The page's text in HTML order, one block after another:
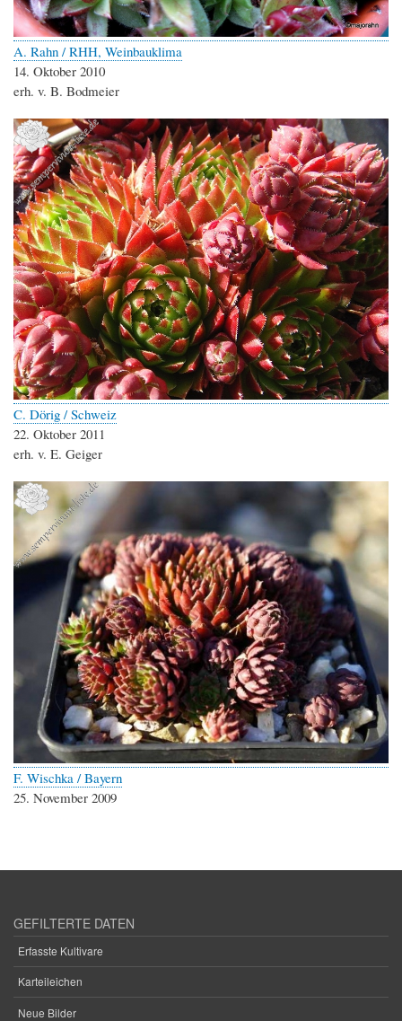
A. Rahn / RHH, Weinbauklima
14. Oktober 2010
erh. v. B. Bodmeier
C. Dörig / Schweiz
22. Oktober 2011
erh. v. E. Geiger
F. Wischka / Bayern
25. November 2009
GEFILTERTE DATEN
Erfasste Kultivare
Karteileichen
Neue Bilder